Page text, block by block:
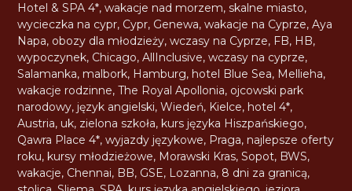
Hotel & SPA 4*,wakacje nad morzem,skalne miasto,
wycieczka na cypr, Cypr, Genewa,wakacje na Cyprze,Aya
Napa, obozy dla młodzieży,wczasy na Cyprze, FB, HB,
wypoczynek, Chicago,AllInclusive,wczasy na cyprze,
Salamanka, malbork, Hamburg, hotel Blue Sea, Mellieha,
wakacje rodzinne,The Royal Apollonia, ojcowski park
narodowy, język angielski,Wiedeń, Kielce, hotel 4*,
Austria, uk, zielona szkoła, kurs języka Hiszpańskiego,
Qawra Place 4*,wyjazdy językowe, Praga, najlepsze oferty
roku, kursy młodzieżowe, Morawski Kras,Sopot, BWS,
wakacje, Chennai, BB, GSE, Lozanna, 8 dni za granicą,